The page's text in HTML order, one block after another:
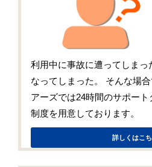
利用中に事故に遭ってしまっ
なってしまった。 そんな場
アーズでは24時間のサポー
制度を用意しております。
詳しくはこ